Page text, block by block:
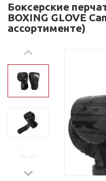
Боксерские
BOXING GLOVE
ассортименте)